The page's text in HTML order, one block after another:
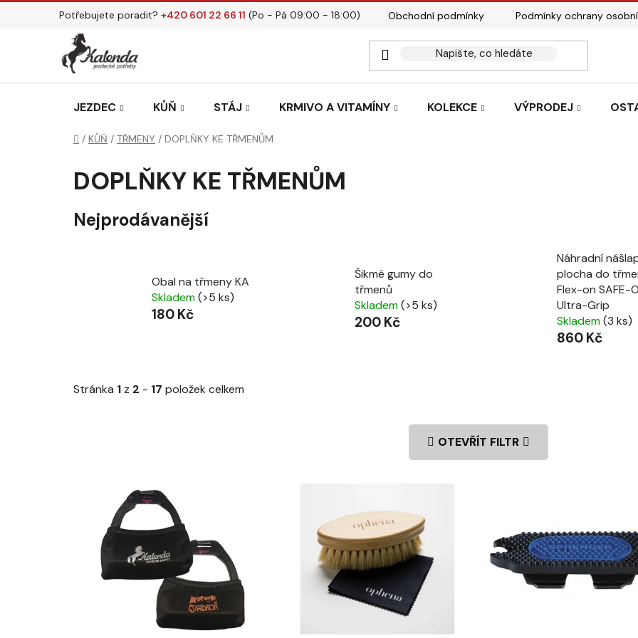
Přejít
Potřebujete poradit? +420 601 22 66 11 (Po - Pá 09:00 - 18:00) Obchodní podmínky Podmínky ochrany
JEZDEC KŮŇ STÁJ KRMIVO A VITAMÍNY KOLEKCE VÝPRODEJ
Domů
/ KŮŇ / TŘMENY / DOPLŇKY KE TŘMENŮM
DOPLŇKY KE TŘMENŮM
Nejprodávanější
Obal na třmeny KA
Skladem(>5 ks)
180 Kč
Šikmé gumy do
třmenů
Skladem(>5 ks)
200 Kč
Náhradní
plocha do
Flex-on SAFE-
Ultra-Grip
Skladem(3 ks)
860 Kč
Stránka 1 z 2 - 17 položek celkem
OTEVŘÍT FILTR